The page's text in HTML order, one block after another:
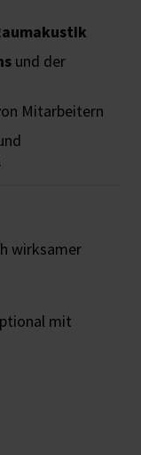
und der
Mitarbeitern
wirksamer
mit